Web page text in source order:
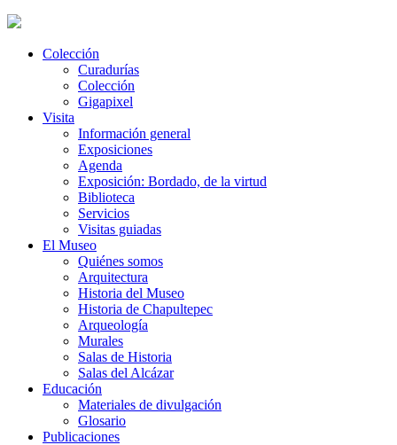
Colección
Curadurías
Colección
Gigapixel
Visita
Información general
Exposiciones
Agenda
Exposición: Bordado, de la virtud
Biblioteca
Servicios
Visitas guiadas
El Museo
Quiénes somos
Arquitectura
Historia del Museo
Historia de Chapultepec
Arqueología
Murales
Salas de Historia
Salas del Alcázar
Educación
Materiales de divulgación
Glosario
Publicaciones